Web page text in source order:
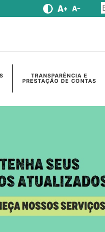
TRANSPARÊNCIA E
PRESTAÇÃO DE CONTAS